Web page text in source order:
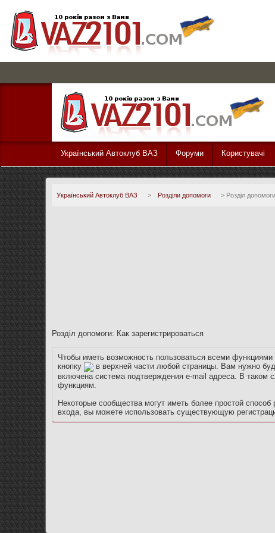
Український Автоклуб ВАЗ Форуми Користувачі
Український Автоклуб ВАЗ > Розділи допомоги > Розділ допомоги
Розділ допомоги: Как зарегистрироваться
Чтобы иметь возможность пользоваться всеми
кнопку
в верхней части любой страницы. Вам нужно
включена система подтверждения e-mail адреса. В таком
функциям.
Некоторые сообщества могут иметь более простой
входа, вы можете использовать существующую